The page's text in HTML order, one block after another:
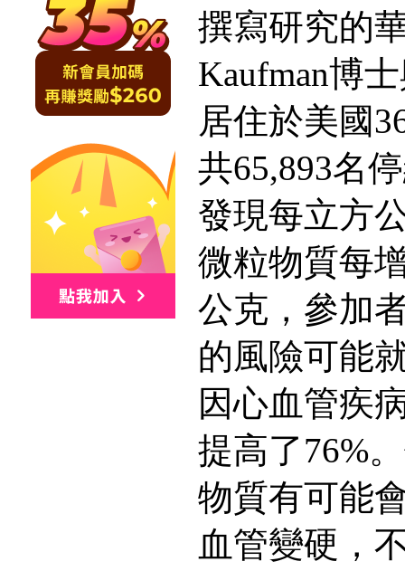
撰寫研究的
Kaufman博
居住於美國
共65,893名
發現每立方
微粒物質每
公克，參加
的風險可能
因心血管疾
提高了76%
物質有可能
血管變硬，